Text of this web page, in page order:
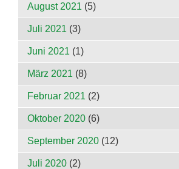
August 2021 (5)
Juli 2021 (3)
Juni 2021 (1)
März 2021 (8)
Februar 2021 (2)
Oktober 2020 (6)
September 2020 (12)
Juli 2020 (2)